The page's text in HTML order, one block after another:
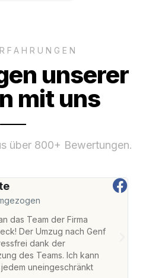
unserer
mit uns
über 800+ Bewertungen.
das Team der Firma
Der Umzug nach Genf
dank der
des Teams. Ich kann
uneingeschränkt